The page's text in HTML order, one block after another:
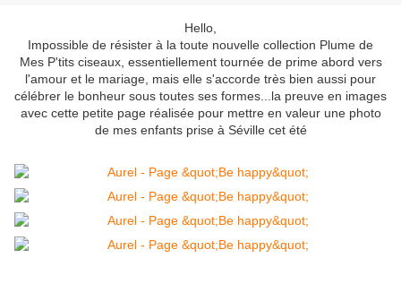
Hello,
Impossible de résister à la toute nouvelle collection Plume de
Mes P'tits ciseaux, essentiellement tournée de prime abord vers
l'amour et le mariage, mais elle s'accorde très bien aussi pour
célébrer le bonheur sous toutes ses formes...la preuve en images
avec cette petite page réalisée pour mettre en valeur une photo
de mes enfants prise à Séville cet été